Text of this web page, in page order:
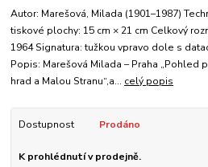
Autor: Marešová, Milada (1901–1987)
tiskové plochy: 15 cm × 21 cm Celkový
1964 Signatura: tužkou vpravo dole s
Popis: Marešová Milada – Praha „Pohled
hrad a Malou Stranu“,a... celý popis
Dostupnost Prodáno
K prohlédnutí v prodejně.